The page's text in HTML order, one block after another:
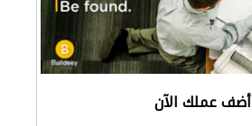
أضف عملك الآن